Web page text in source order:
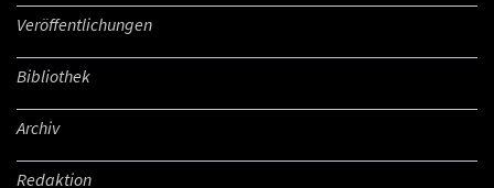
Veröffentlichungen
Bibliothek
Archiv
Redaktion